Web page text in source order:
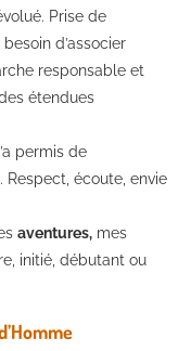
Prise de
d’associer
responsable et
étendues
permis de
écoute, envie
aventures, mes
initié, débutant ou